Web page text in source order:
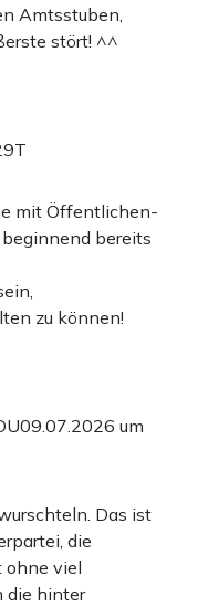
Amtsstuben,
stört! ^^
mit Öffentlichen-
bereits
zu können!
09.07.2026 um
Das ist
die
ohne viel
die hinter